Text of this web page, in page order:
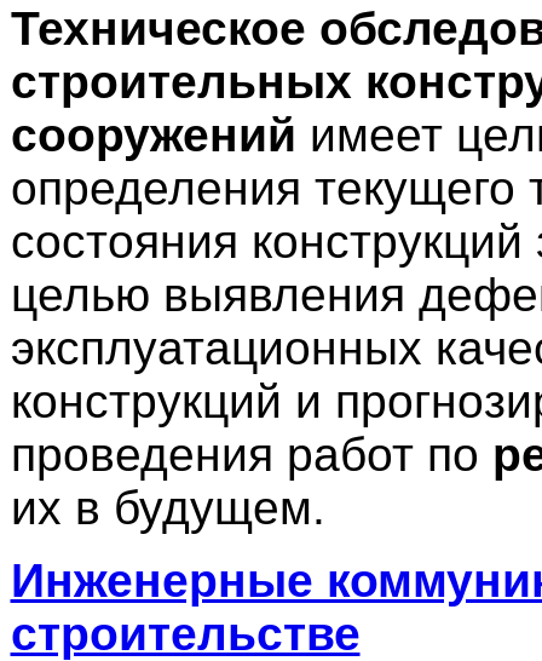
Техническое
строительных
сооружений имеет
определения текущего
состояния конструкций
целью выявления
эксплуатационных
конструкций и
проведения работ по
их в будущем.
Инженерные
строительстве